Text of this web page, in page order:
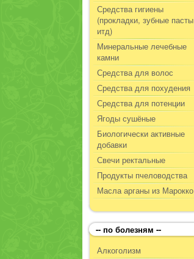
Средства гигиены
(прокладки, зубные пасты
итд)
Минеральные лечебные
камни
Средства для волос
Средства для похудения
Средства для потенции
Ягоды сушёные
Биологически активные
добавки
Свечи ректальные
Продукты пчеловодства
Масла арганы из Марокко
-- по болезням --
Алкоголизм